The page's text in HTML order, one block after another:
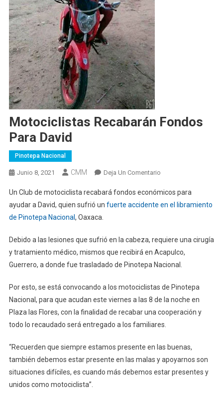
Motociclistas Recabarán Fondos
Para David
Pinotepa Nacional
Junio 8, 2021 CMM Deja Un ComentarioEn
Recabarán
Fondos
Un Club de motociclista recabará fondos económicos para
ayudar a David, quien sufrió un fuerte accidente en el libramiento
de Pinotepa Nacional , Oaxaca.
Debido a las lesiones que sufrió en la cabeza, requiere una cirugía
y tratamiento médico, mismos que recibirá en Acapulco,
Guerrero, a donde fue trasladado de Pinotepa Nacional.
Por esto, se está convocando a los motociclistas de Pinotepa
Nacional, para que acudan este viernes a las 8 de la noche en
Plaza las Flores, con la finalidad de recabar una cooperación y
todo lo recaudado será entregado a los familiares.
“Recuerden que siempre estamos presente en las buenas,
también debemos estar presente en las malas y apoyarnos son
situaciones difíciles, es cuando más debemos estar presentes y
unidos como motociclista”.